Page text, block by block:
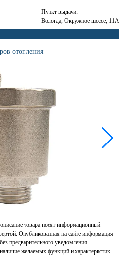
Пункт выдачи:
Вологда, Окружное шоссе, 11А
отопления
товара носят информационный
Опубликованная на сайте информация
предварительного уведомления.
желаемых функций и характеристик.